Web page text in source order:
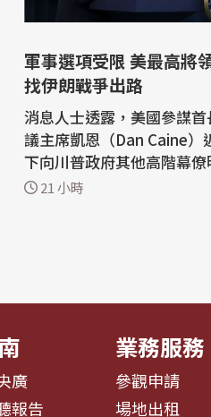
軍事選項受限 美最高將
找伊朗戰爭出路
消息人士透露，美國參謀
議主席凱恩（Dan Caine）
下向川普政府其他高階幕
示，美國需要尋找伊朗戰
21 小時
廣
報告
業務服務
參觀申請
場地出租